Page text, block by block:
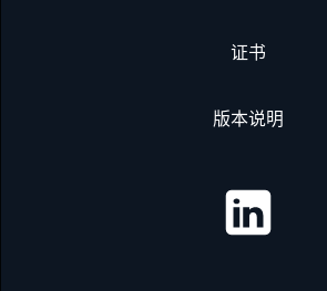
证书
版本说明